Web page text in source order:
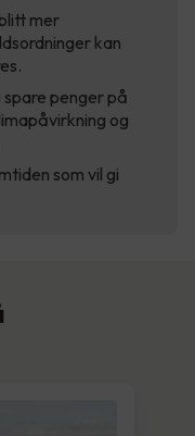
mer
kan
spare penger på
og
som vil gi